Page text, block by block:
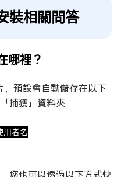
裝相關問答
哪裡？
預設會自動儲存在以下
捕獲」資料夾
者名